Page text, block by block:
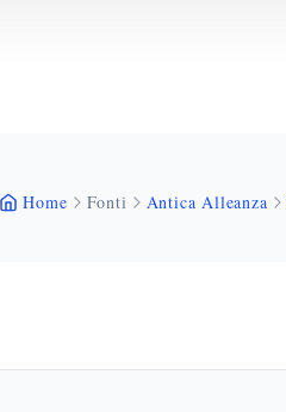
Home Fonti Antica Alleanza